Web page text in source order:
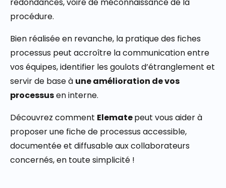
procédure.
Bien réalisée en revanche, la pratique des fiches
processus peut accroître la communication entre
vos équipes, identifier les goulots d’étranglement et
servir de base à une amélioration de vos
processusen interne.
Découvrez comment Elematepeut vous aider à
proposer une fiche de processus accessible,
documentée et diffusable aux collaborateurs
concernés, en toute simplicité !